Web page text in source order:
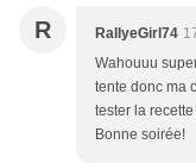
R RallyeGirl74
Wahouuu
tente donc ma
tester la
Bonne soirée!